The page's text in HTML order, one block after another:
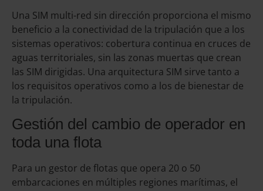
Una SIM multi-red sin dirección proporciona el mismo
beneficio a la conectividad de la tripulación que a los
sistemas operativos: cobertura continua en cruces de
aguas territoriales, sin las zonas muertas que crean
las SIM dirigidas. Una arquitectura SIM sirve tanto a
los requisitos operativos como a los de bienestar de
la tripulación.
Gestión del cambio de operador en
toda una flota
Para un gestor de flotas que opera 20 o 50
embarcaciones en múltiples regiones marítimas, el